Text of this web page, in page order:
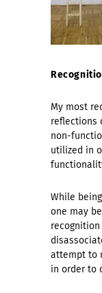
My most
reflections
non-
utilized in
While
one may
attempt to
in order to